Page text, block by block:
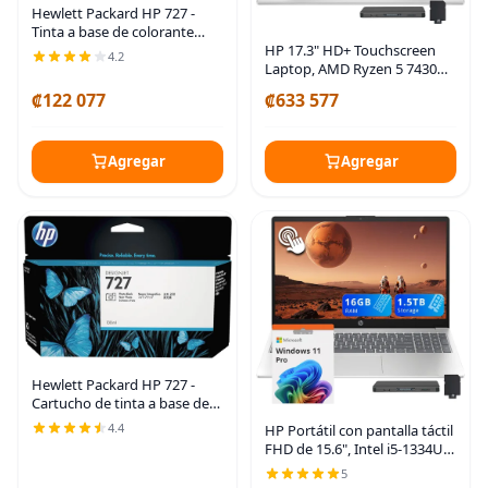
Hewlett Packard HP 727 -
Tinta a base de colorante
Cian - Original - Cartucho de
tinta
4.2
₡122 077
Agregar
HP 17.3" HD+ Touchscreen
Laptop, AMD Ryzen 5 7430U,
Storage (512GB SSD+1TB
Radeon Graphics, Full-Size
₡633 577
Agregar
Hewlett Packard HP 727 -
Cartucho de tinta a base de
tinte negro fotográfico
original
4.4
HP Portátil con pantalla táctil
FHD de 15.6", Intel i5-1334U,
16 GB de RAM,
5